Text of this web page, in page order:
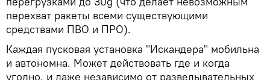
перехват ракеты всеми существующими
средствами ПВО и ПРО).
Каждая пусковая установка "Искандера" мобильна
и автономна. Может действовать где и когда
угодно, и даже независимо от разведывательных